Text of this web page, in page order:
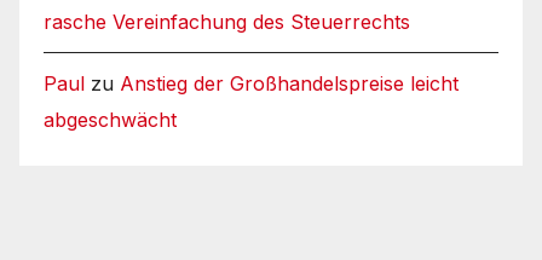
rasche Vereinfachung des Steuerrechts
Paul zu Anstieg der Großhandelspreise leicht
abgeschwächt